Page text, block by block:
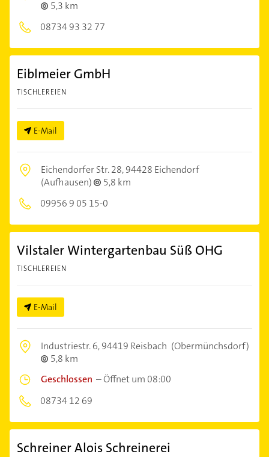
5,3 km
08734 93 32 77
Eiblmeier GmbH
TISCHLEREIEN
E-Mail
Eichendorfer Str. 28,94428 Eichendorf
(Aufhausen)
5,8 km
09956 9 05 15-0
Vilstaler Wintergartenbau Süß OHG
TISCHLEREIEN
E-Mail
Industriestr. 6,94419 Reisbach (Obermünchsdorf)
5,8 km
Geschlossen –Öffnet um 08:00
08734 12 69
Schreiner Alois Schreinerei